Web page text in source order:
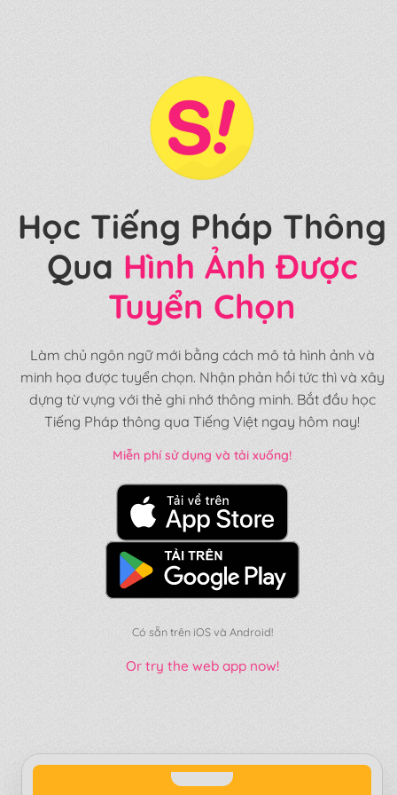
Học Tiếng Pháp Thông
Qua Hình Ảnh Được
Tuyển Chọn
Làm chủ ngôn ngữ mới bằng cách mô tả hình ảnh và
minh họa được tuyển chọn. Nhận phản hồi tức thì và xây
dựng từ vựng với thẻ ghi nhớ thông minh. Bắt đầu học
Tiếng Pháp thông qua Tiếng Việt ngay hôm nay!
Miễn phí sử dụng và tải xuống!
Có sẵn trên iOS và Android!
Or try the web app now!